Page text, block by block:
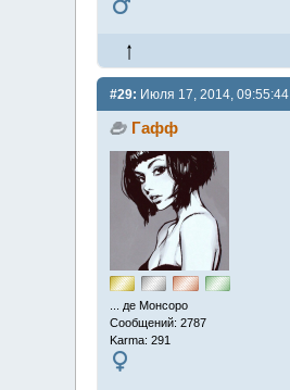
#29: Июля 17, 2014, 09:55:44
Гафф
... де Монсоро
Сообщений: 2787
Karma: 291